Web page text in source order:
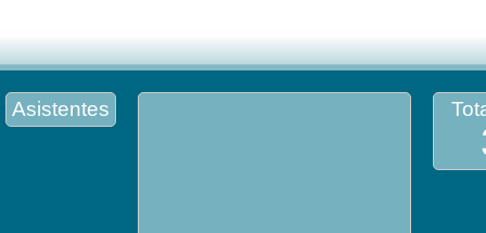
Asistentes